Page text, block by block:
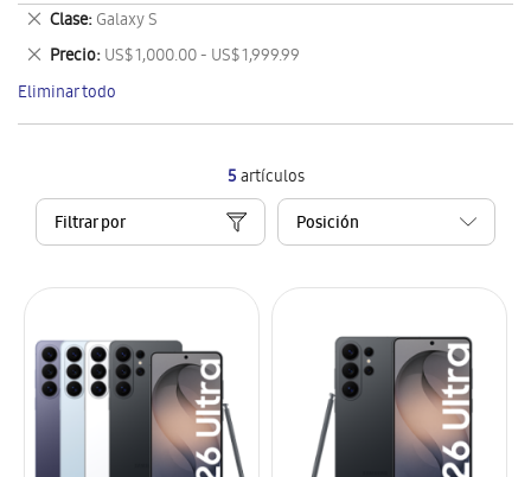
5artículos
Filtrar por
Clase Galaxy S
Eliminar
este
artículo
Precio US$ 1,000.00 - US$ 1,999.99
Eliminar
este
artículo
Eliminar todo